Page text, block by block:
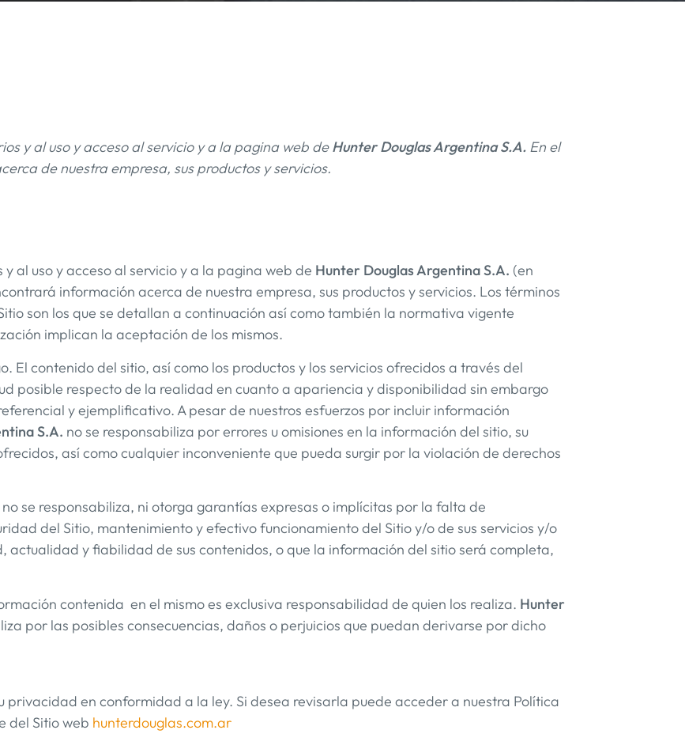
y al uso y acceso al servicio y a la pagina web deHunter Douglas Argentina S.A. En el
de nuestra empresa, sus productos y servicios.
al uso y acceso al servicio y a la pagina web de Hunter Douglas Argentina S.A. (en
información acerca de nuestra empresa, sus productos y servicios. Los términos
son los que se detallan a continuación así como también la normativa vigente
implican la aceptación de los mismos.
El contenido del sitio, así como los productos y los servicios ofrecidos a través del
posible respecto de la realidad en cuanto a apariencia y disponibilidad sin embargo
y ejemplificativo. A pesar de nuestros esfuerzos por incluir información
S.A. no se responsabiliza por errores u omisiones en la información del sitio, su
así como cualquier inconveniente que pueda surgir por la violación de derechos
no se responsabiliza, ni otorga garantías expresas o implícitas por la falta de
del Sitio, mantenimiento y efectivo funcionamiento del Sitio y/o de sus servicios y/o
y fiabilidad de sus contenidos, o que la información del sitio será completa,
contenida en el mismo es exclusiva responsabilidad de quien los realiza. Hunter
por las posibles consecuencias, daños o perjuicios que puedan derivarse por dicho
privacidad en conformidad a la ley. Si desea revisarla puede acceder a nuestra Política
del Sitio web hunterdouglas.com.ar